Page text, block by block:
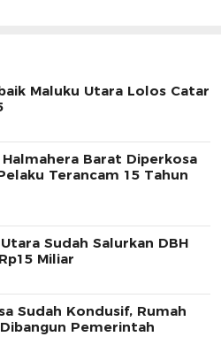
Maluku Utara Lolos Catar
Barat Diperkosa
Terancam 15 Tahun
Sudah Salurkan DBH
Miliar
Sudah Kondusif, Rumah
Pemerintah